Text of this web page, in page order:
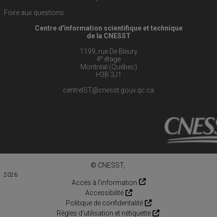
Foire aux questions
Centre d'information scientifique et technique
de la CNESST
1199, rue De Bleury
4e étage
Montréal (Québec)
H3B 3J1
centreIST@cnesst.gouv.qc.ca
© CNESST,
2026
Accès à l'information
Accessibilité
Politique de confidentalité
Règles d'utilisation et nétiquette